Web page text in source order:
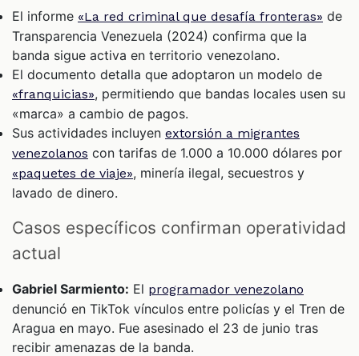
El informe «La red criminal que desafía fronteras» de
Transparencia Venezuela (2024) confirma que la
banda sigue activa en territorio venezolano.
El documento detalla que adoptaron un modelo de
«franquicias», permitiendo que bandas locales usen su
«marca» a cambio de pagos.
Sus actividades incluyen extorsión a migrantes
venezolanos con tarifas de 1.000 a 10.000 dólares por
«paquetes de viaje», minería ilegal, secuestros y
lavado de dinero.
Casos específicos confirman operatividad
actual
Gabriel Sarmiento: El programador venezolano
denunció en TikTok vínculos entre policías y el Tren de
Aragua en mayo. Fue asesinado el 23 de junio tras
recibir amenazas de la banda.